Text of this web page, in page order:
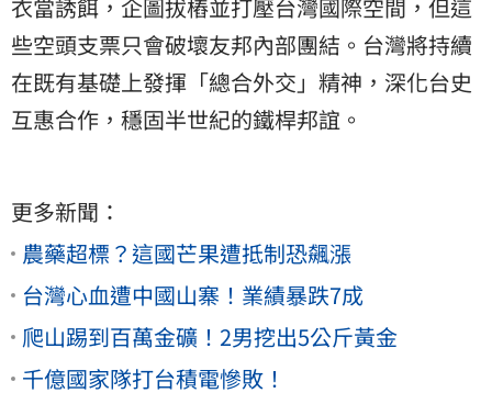
衣當誘餌，企圖拔樁並打壓台灣國際空間，但這
些空頭支票只會破壞友邦內部團結。台灣將持續
在既有基礎上發揮「總合外交」精神，深化台史
互惠合作，穩固半世紀的鐵桿邦誼。
更多新聞：
農藥超標？這國芒果遭抵制恐飆漲
台灣心血遭中國山寨！業績暴跌7成
爬山踢到百萬金礦！2男挖出5公斤黃金
千億國家隊打台積電慘敗！